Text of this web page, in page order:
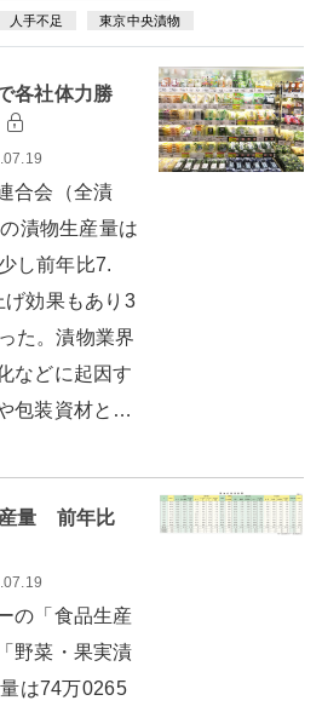
人手不足 東京中央漬物
各社体力勝
合会（全漬
漬物生産量は
し前年比7.
げ効果もあり3
た。漬物業界
などに起因す
包装資材と…
産量 前年比
の「食品生産
野菜・果実漬
は74万0265